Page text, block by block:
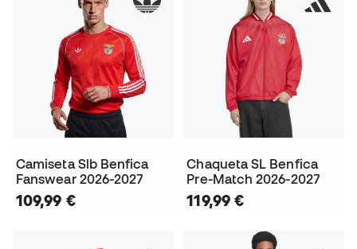
Camiseta Slb Benfica
Fanswear 2026-2027
109,99 €
Chaqueta SL Benfica
Pre-Match 2026-2027
119,99 €